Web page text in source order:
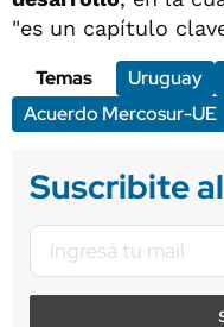
"es un capítulo
Temas
Uruguay
Acuerdo Mercosur-UE
Suscribite